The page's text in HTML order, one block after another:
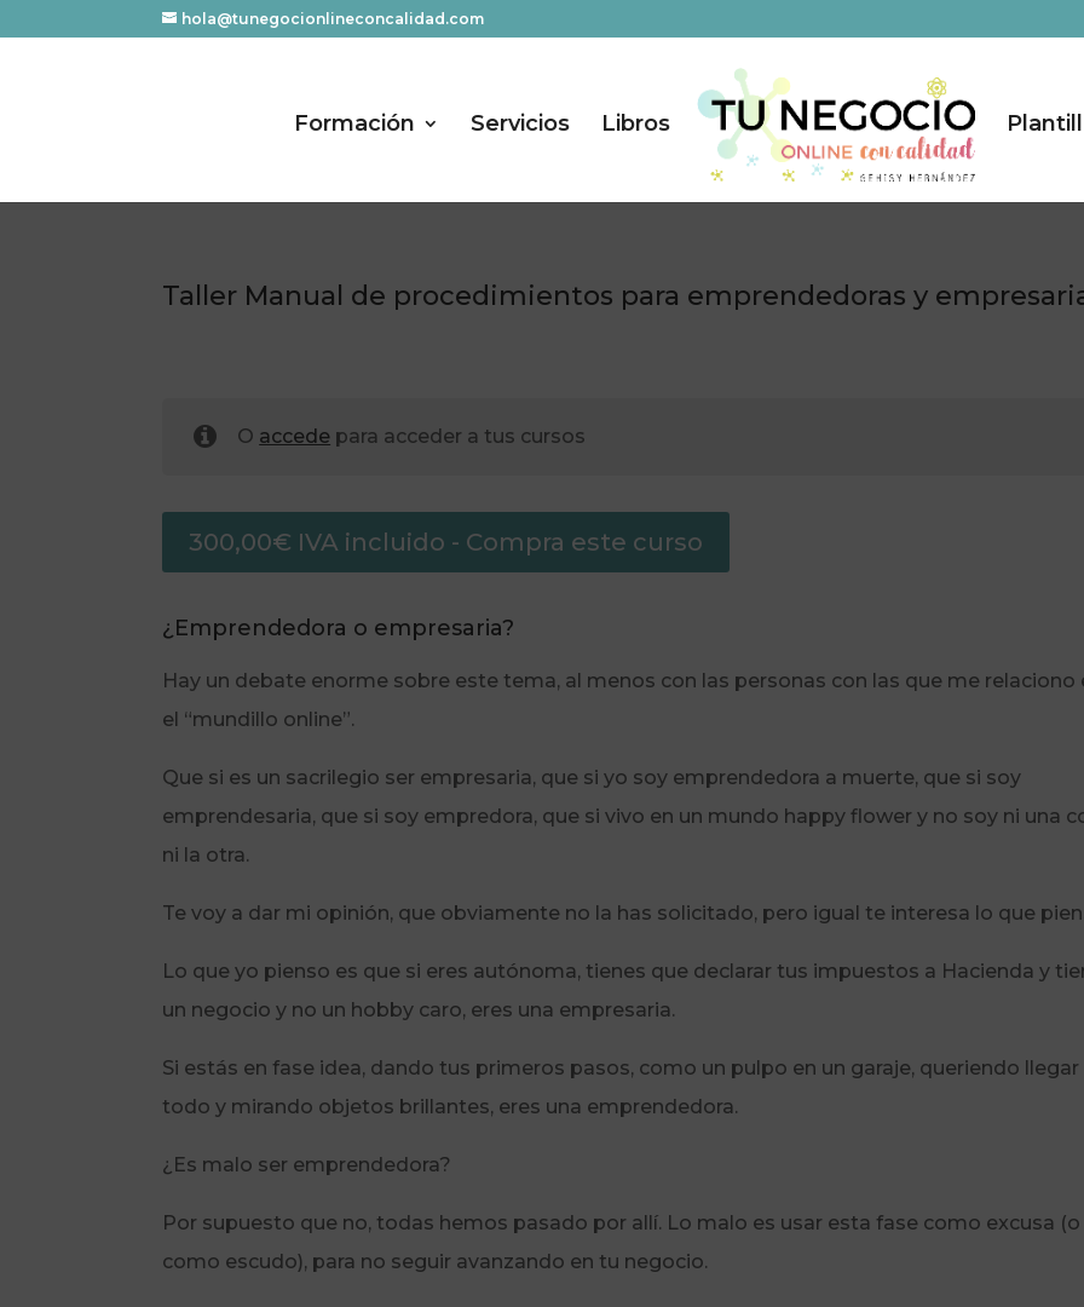
hola@tunegocionlineconcalidad.com
Formación Servicios Libros
Taller Manual de procedimientos para emprendedoras y
O accede para acceder a tus cursos
300,00€ IVA incluido - Compra este curso
¿Emprendedora o empresaria?
Hay un debate enorme sobre este tema, al menos con las personas con las que me relaciono
el “mundillo online”.
Que si es un sacrilegio ser empresaria, que si yo soy emprendedora a muerte, que si soy
emprendesaria, que si soy empredora, que si vivo en un mundo happy flower y no soy ni una
ni la otra.
Te voy a dar mi opinión, que obviamente no la has solicitado, pero igual te interesa lo que
Lo que yo pienso es que si eres autónoma, tienes que declarar tus impuestos a Hacienda y
un negocio y no un hobby caro, eres una empresaria.
Si estás en fase idea, dando tus primeros pasos, como un pulpo en un garaje, queriendo llegar
todo y mirando objetos brillantes, eres una emprendedora.
¿Es malo ser emprendedora?
Por supuesto que no, todas hemos pasado por allí. Lo malo es usar esta fase como excusa (o
como escudo), para no seguir avanzando en tu negocio.